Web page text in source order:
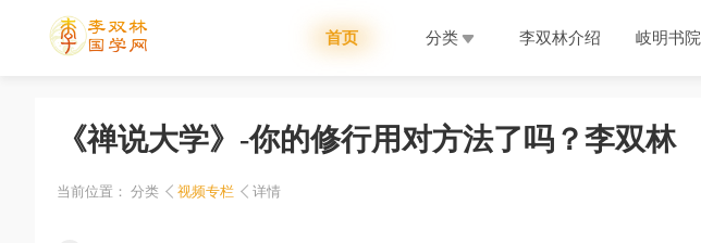
首页 分类 李双林介绍 岐明书院
《禅说大学》-你的修行用对方法了吗？李双林
当前位置： 分类 视频专栏 详情